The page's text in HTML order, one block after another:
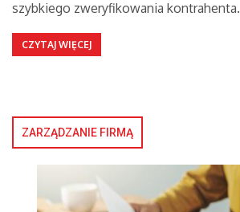
szybkiego zweryfikowania kontrahenta.
CZYTAJ WIĘCEJ
ZARZĄDZANIE FIRMĄ